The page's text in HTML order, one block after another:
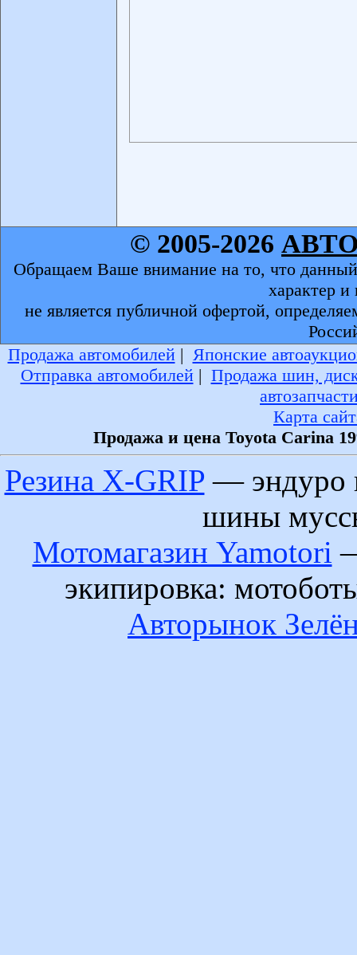
© 2005-2026
Обращаем Ваше внимание на то, что
характер
не является публичной офертой,
Продажа автомобилей| Японские
Отправка автомобилей| Продажа шин,
Карта
Продажа и цена Toyota Carina
Резина X-GRIP — эндуро
шины
Мотомагазин Yamotori
экипировка:
Авторынок